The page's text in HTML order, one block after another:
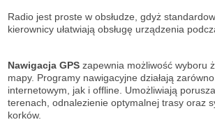
Radio jest proste w obsłudze, gdyż
kierownicy ułatwiają obsługę urządzenia
Nawigacja GPS zapewnia możliwość wyboru
mapy. Programy nawigacyjne działają
internetowym, jak i offline. Umożliwiają
terenach, odnalezienie optymalnej trasy oraz
korków.